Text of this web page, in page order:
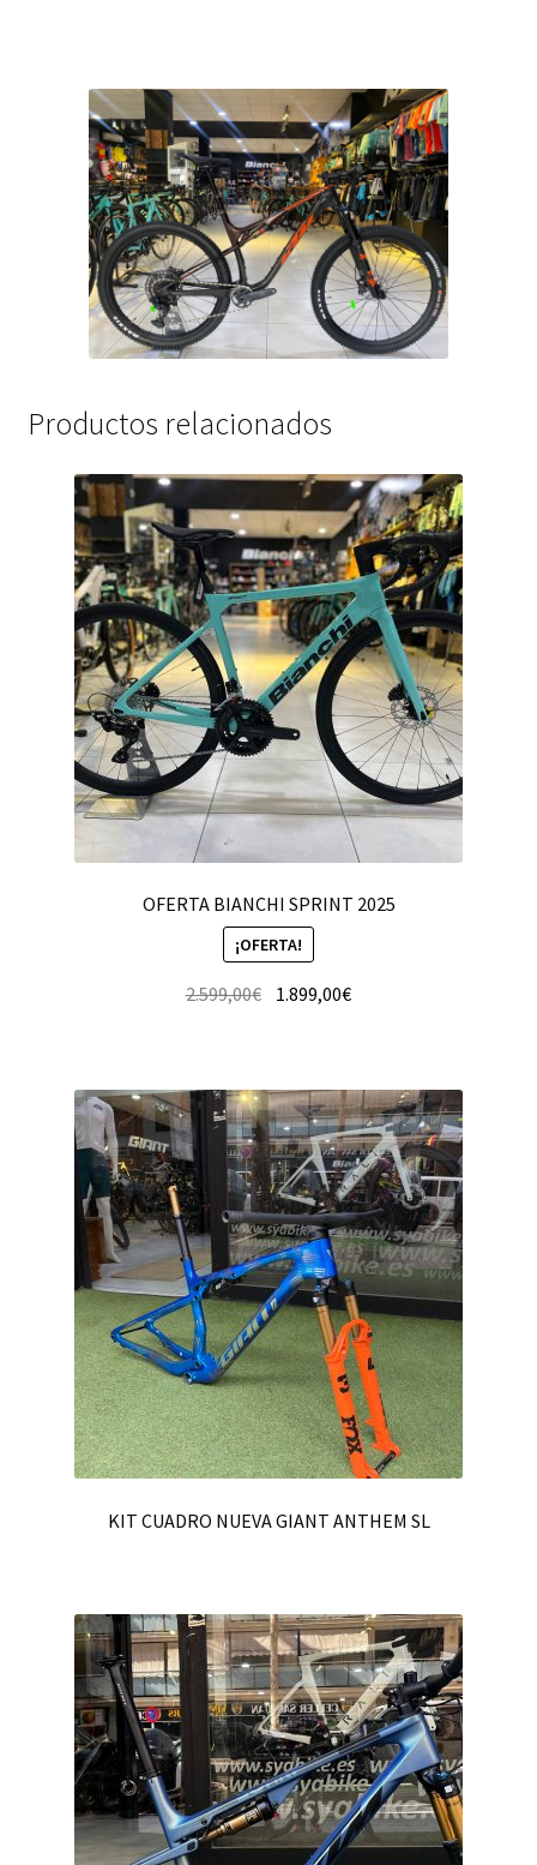
Productos relacionados
OFERTA BIANCHI SPRINT 2025
¡OFERTA!
2.599,00€ 1.899,00€
KIT CUADRO NUEVA GIANT ANTHEM SL